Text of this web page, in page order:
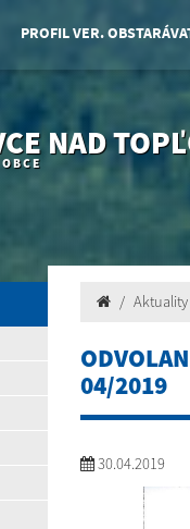
PROFIL VER.
NAD
Aktuality
04/2019
30.04.2019